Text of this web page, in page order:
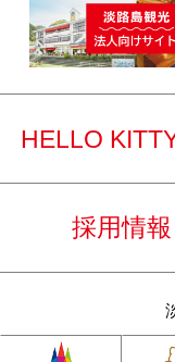
HELLO
採用情報